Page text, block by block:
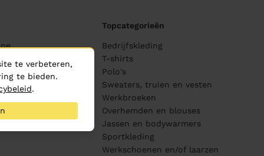
Topcategorieën
Bedrijfskleding
T-shirts
Polo's
Sweaters, truien en vesten
Werkbroeken
Overhemden en blouses
Jassen en bodywarmers
Sportkleding
Werkschoenen en/of laarzen
te verbeteren,
te bieden.
.